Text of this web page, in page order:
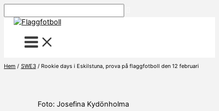
till
Hem SWE3 Rookie days i Eskilstuna, prova på flaggfotboll den 12 februari
Foto: Josefina Kydönholma